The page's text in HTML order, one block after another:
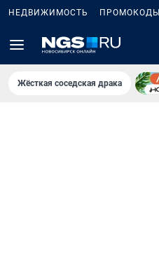
НЕДВИЖИМОСТЬ ПРОМОКОДЫ
Жёсткая соседская драка